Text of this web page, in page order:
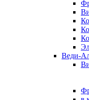
Веди-